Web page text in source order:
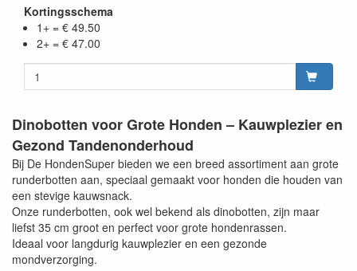
Kortingsschema
1+ = € 49.50
2+ = € 47.00
Dinobotten voor Grote Honden – Kauwplezier en
Gezond Tandenonderhoud
Bij De HondenSuper bieden we een breed assortiment aan grote
runderbotten aan, speciaal gemaakt voor honden die houden van
een stevige kauwsnack.
Onze runderbotten, ook wel bekend als dinobotten, zijn maar
liefst 35 cm groot en perfect voor grote hondenrassen.
Ideaal voor langdurig kauwplezier en een gezonde
mondverzorging.